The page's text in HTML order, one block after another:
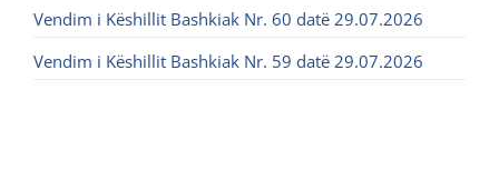
Vendim i Këshillit Bashkiak Nr. 60 datë 29.07.2026
Vendim i Këshillit Bashkiak Nr. 59 datë 29.07.2026